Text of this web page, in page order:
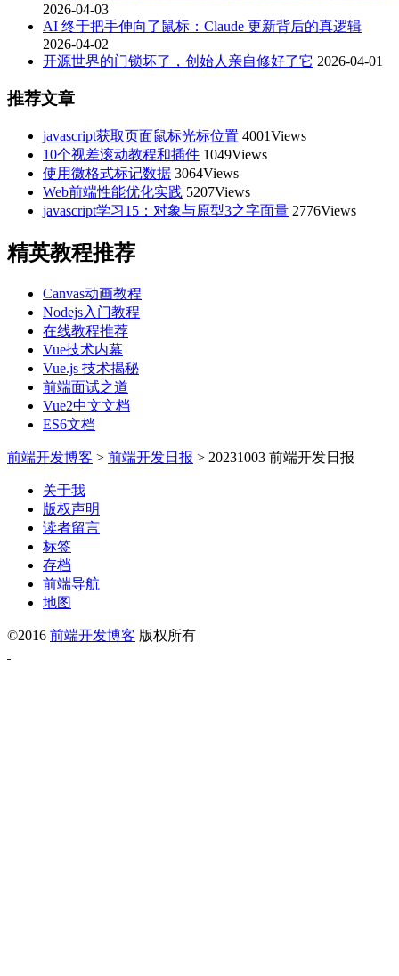
2026-04-03
AI 终于把手伸向了鼠标：Claude 更新背后的真逻辑
2026-04-02
开源世界的门锁坏了，创始人亲自修好了它 2026-04-01
推荐文章
javascript获取页面鼠标光标位置 4001Views
10个视差滚动教程和插件 1049Views
使用微格式标记数据 3064Views
Web前端性能优化实践 5207Views
javascript学习15：对象与原型3之字面量 2776Views
精英教程推荐
Canvas动画教程
Nodejs入门教程
在线教程推荐
Vue技术内幕
Vue.js 技术揭秘
前端面试之道
Vue2中文文档
ES6文档
前端开发博客 > 前端开发日报 > 20231003 前端开发日报
关于我
版权声明
读者留言
标签
存档
前端导航
地图
©2016 前端开发博客 版权所有